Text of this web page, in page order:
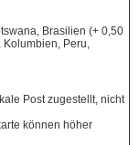
Brasilien (+ 0,50
Kolumbien, Peru,
Post zugestellt, nicht
können höher